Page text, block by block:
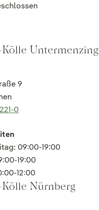
Kölle Untermenzing
9
0
09:00-19:00
19:00
12:00
Nürnberg